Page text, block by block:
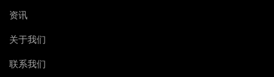
资讯
关于我们
联系我们